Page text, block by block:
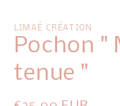
une
fenêtre
modale
LIMAÉ CRÉATION
Pochon "
tenue "